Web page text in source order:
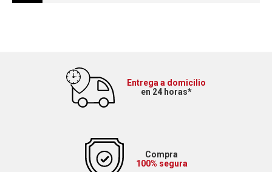
Entrega a domicilio
en 24 horas*
Compra
100% segura